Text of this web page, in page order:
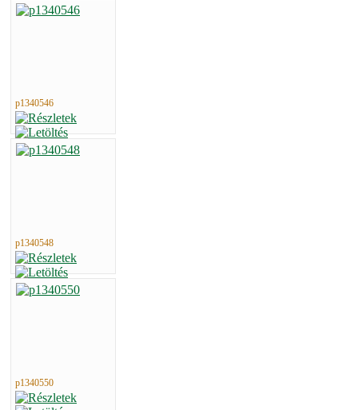
p1340546
p1340548
p1340550